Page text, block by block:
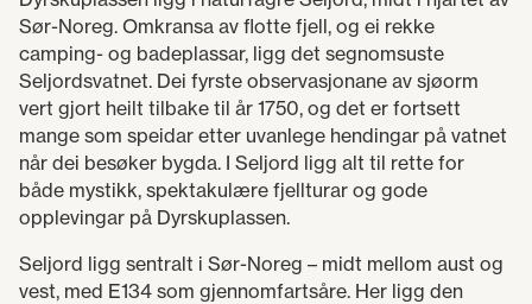
Sør-Noreg. Omkransa av flotte fjell, og ei rekke
camping- og badeplassar, ligg det segnomsuste
Seljordsvatnet. Dei fyrste observasjonane av sjøorm
vert gjort heilt tilbake til år 1750, og det er fortsett
mange som speidar etter uvanlege hendingar på vatnet
når dei besøker bygda. I Seljord ligg alt til rette for
både mystikk, spektakulære fjellturar og gode
opplevingar på Dyrskuplassen.
Seljord ligg sentralt i Sør-Noreg – midt mellom aust og
vest, med E134 som gjennomfartsåre. Her ligg den